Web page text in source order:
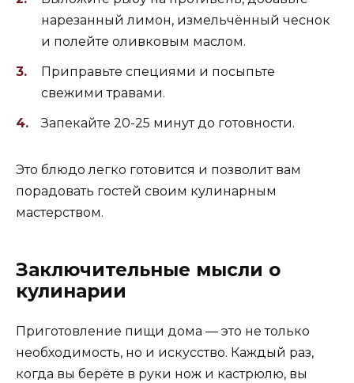
нарезанный лимон, измельчённый чеснок
и полейте оливковым маслом.
Приправьте специями и посыпьте
свежими травами.
Запекайте 20-25 минут до готовности.
Это блюдо легко готовится и позволит вам
порадовать гостей своим кулинарным
мастерством.
Заключительные мысли о
кулинарии
Приготовление пищи дома — это не только
необходимость, но и искусство. Каждый раз,
когда вы берёте в руки нож и кастрюлю, вы